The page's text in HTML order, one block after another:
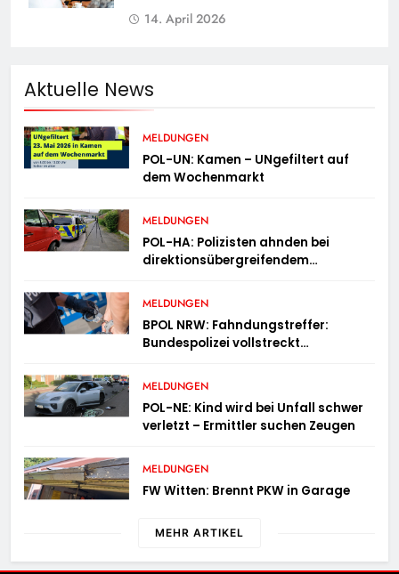
14. April 2026
Aktuelle News
MELDUNGEN
POL-UN: Kamen – UNgefiltert auf
dem Wochenmarkt
MELDUNGEN
POL-HA: Polizisten ahnden bei
direktionsübergreifendem
MELDUNGEN
BPOL NRW: Fahndungstreffer:
Bundespolizei vollstreckt
MELDUNGEN
POL-NE: Kind wird bei Unfall schwer
verletzt – Ermittler suchen Zeugen
MELDUNGEN
FW Witten: Brennt PKW in Garage
MEHR ARTIKEL